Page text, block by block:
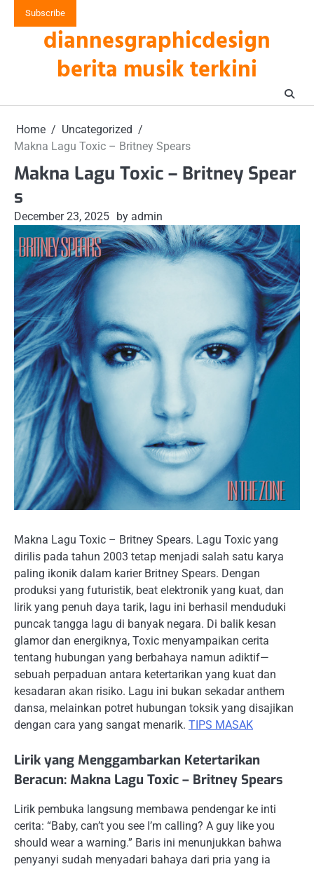
Subscribe
diannesgraphicdesign
berita musik terkini
Home
Uncategorized
Makna Lagu Toxic – Britney Spears
Makna Lagu Toxic – Britney Spear
s
December 23, 2025 by admin
Makna Lagu Toxic – Britney Spears. Lagu Toxic yang
dirilis pada tahun 2003 tetap menjadi salah satu karya
paling ikonik dalam karier Britney Spears. Dengan
produksi yang futuristik, beat elektronik yang kuat, dan
lirik yang penuh daya tarik, lagu ini berhasil menduduki
puncak tangga lagu di banyak negara. Di balik kesan
glamor dan energiknya, Toxic menyampaikan cerita
tentang hubungan yang berbahaya namun adiktif—
sebuah perpaduan antara ketertarikan yang kuat dan
kesadaran akan risiko. Lagu ini bukan sekadar anthem
dansa, melainkan potret hubungan toksik yang disajikan
dengan cara yang sangat menarik. TIPS MASAK
Lirik yang Menggambarkan Ketertarikan
Beracun: Makna Lagu Toxic – Britney Spears
Lirik pembuka langsung membawa pendengar ke inti
cerita: “Baby, can’t you see I’m calling? A guy like you
should wear a warning.” Baris ini menunjukkan bahwa
penyanyi sudah menyadari bahaya dari pria yang ia